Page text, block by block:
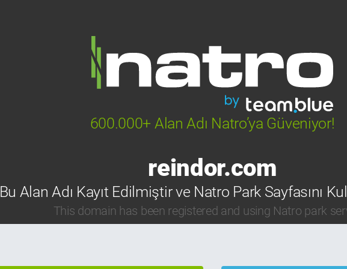
600.000+ Alan Adı Natro’ya Güveniyor!
reindor.com
Bu Alan Adı Kayıt Edilmiştir ve Natro Park Sayfasını
This domain has been registered and using Natro park